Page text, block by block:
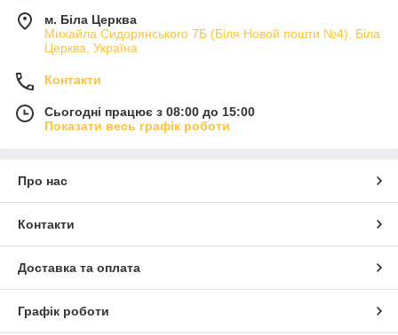
м. Біла Церква
Михайла Сидорянського 7Б (Біля Новой пошти №4), Біла
Церква, Україна
Контакти
Сьогодні працює з 08:00 до 15:00
Показати весь графік роботи
Про нас
Контакти
Доставка та оплата
Графік роботи